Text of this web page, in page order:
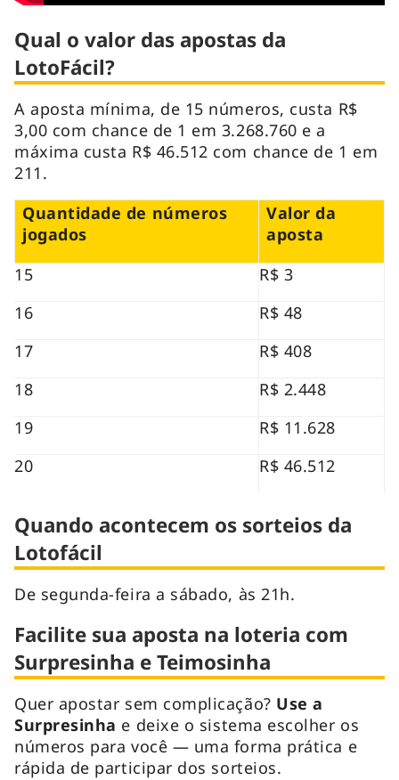
Qual o valor das apostas da
LotoFácil?
A aposta mínima, de 15 números, custa R$
3,00 com chance de 1 em 3.268.760 e a
máxima custa R$ 46.512 com chance de 1 em
211.
Quantidade de números
jogados
Valor da
aposta
15
R$ 3
16
R$ 48
17
R$ 408
18
R$ 2.448
19
R$ 11.628
20
R$ 46.512
Quando acontecem os sorteios da
Lotofácil
De segunda-feira a sábado, às 21h.
Facilite sua aposta na loteria com
Surpresinha e Teimosinha
Quer apostar sem complicação? Use a
Surpresinha e deixe o sistema escolher os
números para você — uma forma prática e
rápida de participar dos sorteios.